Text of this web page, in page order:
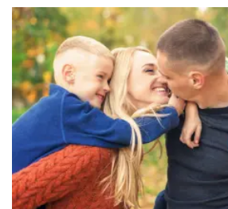
dažnai pažįstamose
2026-07-23
Šaltinis: Utenos aps. VPK
Žymos: Tauragno ežeras